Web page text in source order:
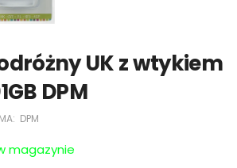
UK z wtykiem
DPM
DPM
magazynie